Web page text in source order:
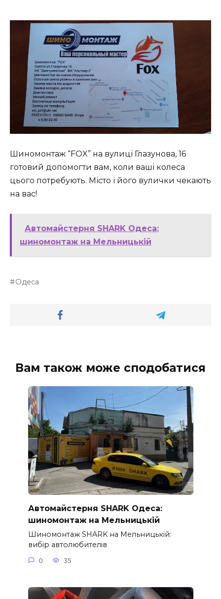
Шиномонтаж “FOX” на вулиці Глазунова, 16
готовий допомогти вам, коли ваші колеса
цього потребують. Місто і його вулички чекають
на вас!
Автомайстерня SHARK Одеса:
шиномонтаж на Мельницькій
Одеса
Вам також може сподобатися
Автомайстерня SHARK Одеса:
шиномонтаж на Мельницькій
Шиномонтаж SHARK на Мельницькій:
вибір автолюбителів
0 35